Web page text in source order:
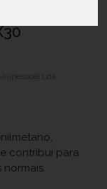
Lda.
contribui para